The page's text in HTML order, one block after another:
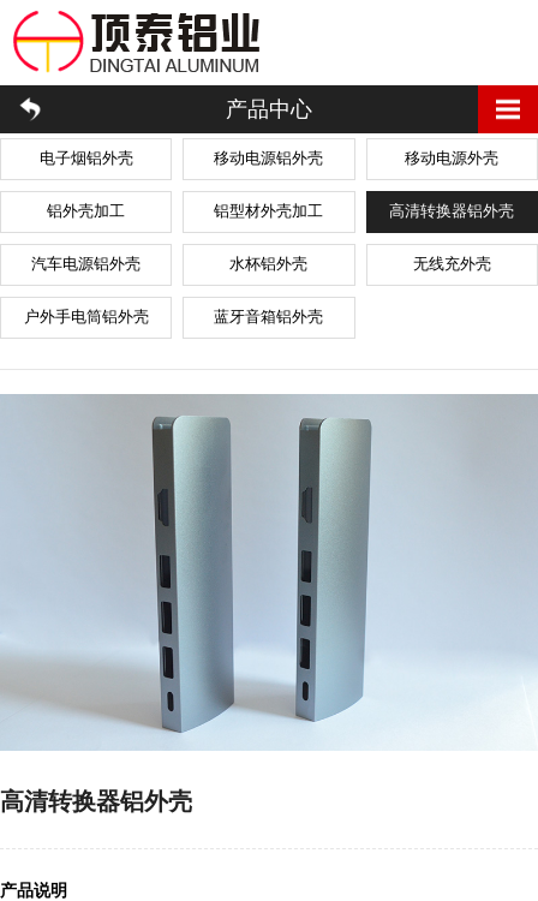
产品中心
电子烟铝外壳 移动电源铝外壳 移动电源外壳
铝外壳加工 铝型材外壳加工 高清转换器铝外壳
汽车电源铝外壳 水杯铝外壳 无线充外壳
户外手电筒铝外壳 蓝牙音箱铝外壳
高清转换器铝外壳
产品说明